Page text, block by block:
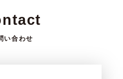
い合わせ